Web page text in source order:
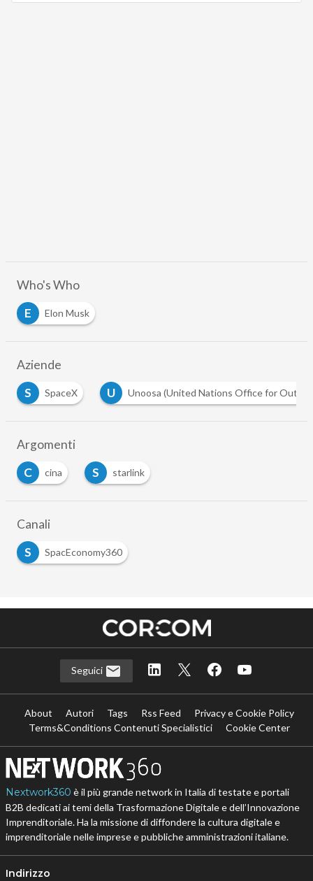
Who's Who
E
Elon Musk
Aziende
U
Unoosa (United Nations Office for Outer Space Affairs)
Argomenti
C
cina S starlink
Canali
S
SpacEconomy360
Seguici
About Autori Tags Rss Feed
Privacy e Cookie Policy
Terms&Conditions Contenuti Specialistici
Cookie Center
Nextwork360 è il più grande network in Italia di testate e portali
B2B dedicati ai temi della Trasformazione Digitale e dell’Innovazione
Imprenditoriale. Ha la missione di diffondere la cultura digitale e
imprenditoriale nelle imprese e pubbliche amministrazioni italiane.
Indirizzo